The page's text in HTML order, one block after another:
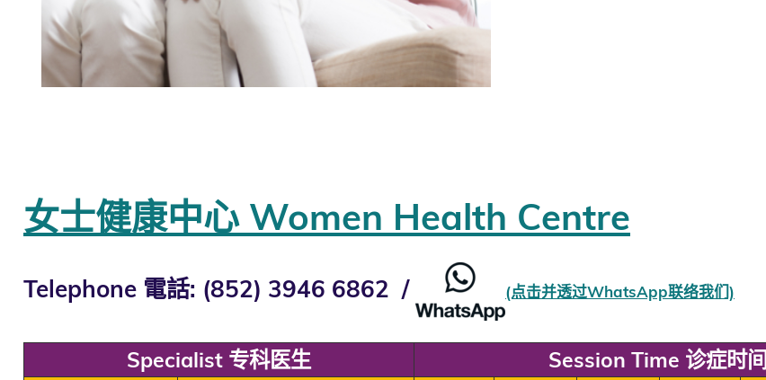
女士健康中心 Women Health Centre
Telephone 電話: (852) 3946 6862 / (点击并透过WhatsApp联络我们)
Specialist 专科医生 Session Time 诊症时间